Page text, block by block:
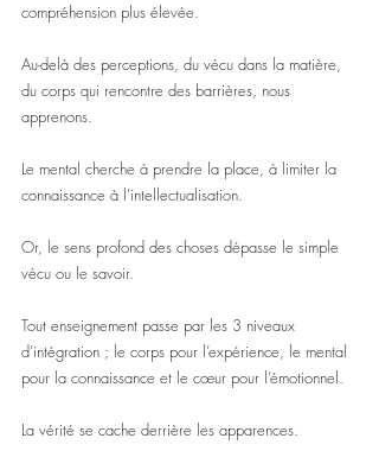
compréhension plus élevée.
Au-delà des perceptions, du vécu dans la matière,
du corps qui rencontre des barrières, nous
apprenons.
Le mental cherche à prendre la place, à limiter la
connaissance à l’intellectualisation.
Or, le sens profond des choses dépasse le simple
vécu ou le savoir.
Tout enseignement passe par les 3 niveaux
d’intégration ; le corps pour l’expérience, le mental
pour la connaissance et le cœur pour l’émotionnel.
La vérité se cache derrière les apparences.